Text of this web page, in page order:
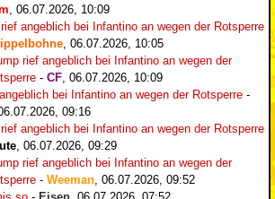
06.07.2026, 10:09
angeblich bei Infantino an wegen der Rotsperre
06.07.2026, 10:05
rief angeblich bei Infantino an wegen der
- CF 06.07.2026, 10:09
bei Infantino an wegen der Rotsperre -
09:16
angeblich bei Infantino an wegen der Rotsperre
06.07.2026, 09:29
rief angeblich bei Infantino an wegen der
- Weeman 06.07.2026, 09:52